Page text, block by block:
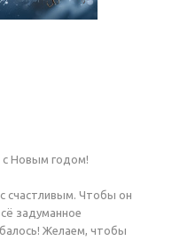
Новым годом!
счастливым. Чтобы он
задуманное
Желаем, чтобы